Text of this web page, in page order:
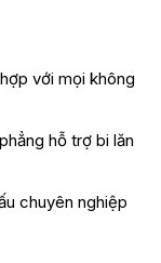
với mọi không
hỗ trợ bi lăn
chuyên nghiệp